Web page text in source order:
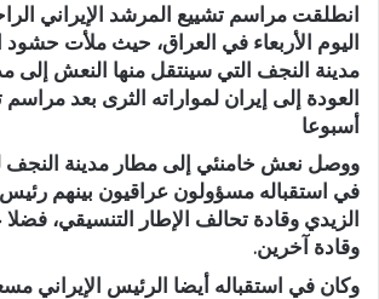
انطلقت مراسم تشييع المرشد الإيراني
اليوم الأربعاء في العراق، حيث ملأت
مدينة النجف التي سينتقل منها النعش إلى
العودة إلى إيران لمواراته الثرى بعد
أسبوعا
ووصل نعش خامنئي إلى مطار مدينة النجف
في استقباله مسؤولون عراقيون بينهم
الزيدي وقادة تحالف الإطار التنسيقي،
وقادة آخرين.
وكان في استقباله أيضا الرئيس الإيراني